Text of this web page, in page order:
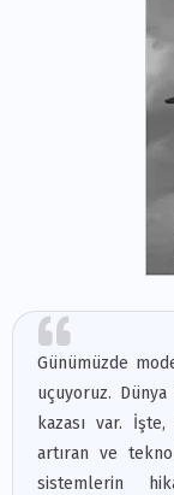
Günümüzde
uçuyoruz.
kazası var.
artıran ve
sistemlerin